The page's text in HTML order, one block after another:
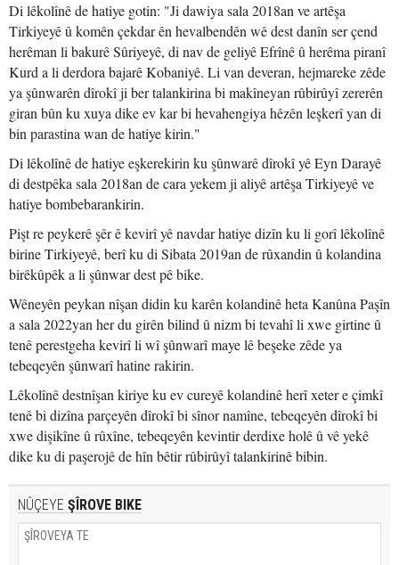
Di lêkolînê de hatiye gotin: "Ji dawiya sala 2018an ve artêşa
Tirkiyeyê û komên çekdar ên hevalbendên wê dest danîn ser çend
herêman li bakurê Sûriyeyê, di nav de geliyê Efrînê û herêma piranî
Kurd a li derdora bajarê Kobaniyê. Li van deveran, hejmareke zêde
ya şûnwarên dîrokî ji ber talankirina bi makîneyan rûbirûyî zererên
giran bûn ku xuya dike ev kar bi hevahengiya hêzên leşkerî yan di
bin parastina wan de hatiye kirin."
Di lêkolînê de hatiye eşkerekirin ku şûnwarê dîrokî yê Eyn Darayê
di destpêka sala 2018an de cara yekem ji aliyê artêşa Tirkiyeyê ve
hatiye bombebarankirin.
Pişt re peykerê şêr ê kevirî yê navdar hatiye dizîn ku li gorî lêkolînê
birine Tirkiyeyê, berî ku di Sibata 2019an de rûxandin û kolandina
birêkûpêk a li şûnwar dest pê bike.
Wêneyên peykan nîşan didin ku karên kolandinê heta Kanûna Paşîn
a sala 2022yan her du girên bilind û nizm bi tevahî li xwe girtine û
tenê perestgeha kevirî li wî şûnwarî maye lê beşeke zêde ya
tebeqeyên şûnwarî hatine rakirin.
Lêkolînê destnîşan kiriye ku ev cureyê kolandinê herî xeter e çimkî
tenê bi dizîna parçeyên dîrokî bi sînor namîne, tebeqeyên dîrokî bi
xwe dişikîne û rûxîne, tebeqeyên kevintir derdixe holê û vê yekê
dike ku di paşerojê de hîn bêtir rûbirûyî talankirinê bibin.
NÛÇEYE ŞÎROVE BIKE